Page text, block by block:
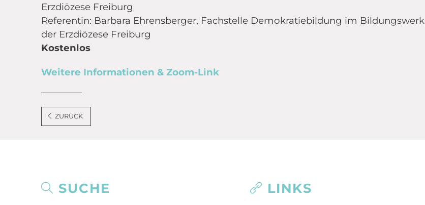
Erzdiözese Freiburg
Referentin: Barbara Ehrensberger, Fachstelle Demokratiebildung im Bildungswerk
der Erzdiözese Freiburg
Kostenlos
Weitere Informationen & Zoom-Link
ZURÜCK
SUCHE LINKS